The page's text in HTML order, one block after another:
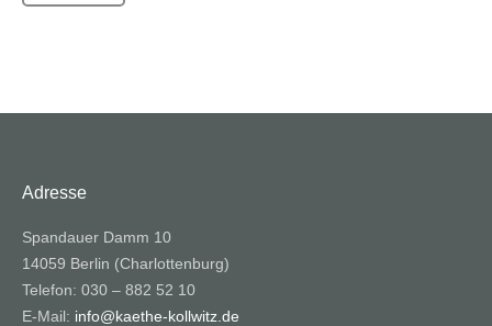
Adresse
Spandauer Damm 10
14059 Berlin (Charlottenburg)
Telefon: 030 – 882 52 10
E-Mail: info@kaethe-kollwitz.de